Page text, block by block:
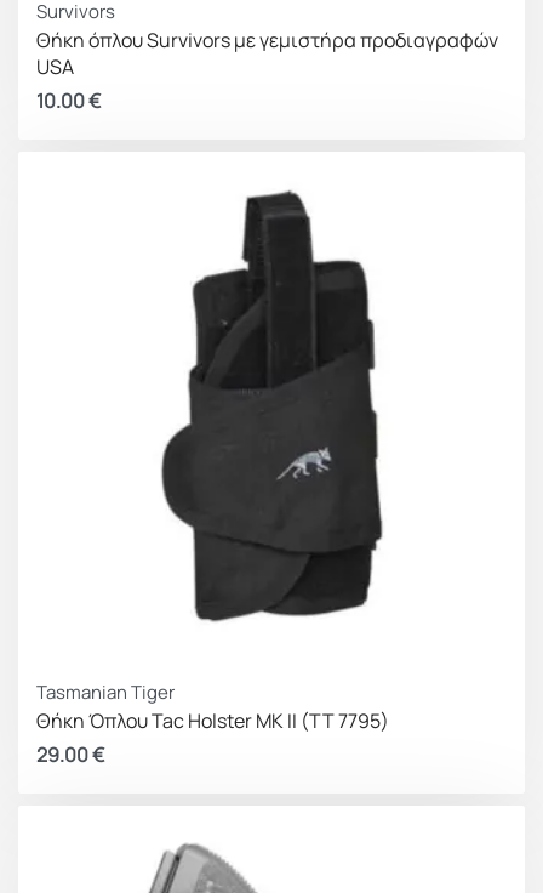
Survivors
Θήκη όπλου Survivors με γεμιστήρα προδιαγραφών
USA
10.00€
Tasmanian Tiger
Θήκη Όπλου Tac Holster MK II (TT 7795)
29.00€